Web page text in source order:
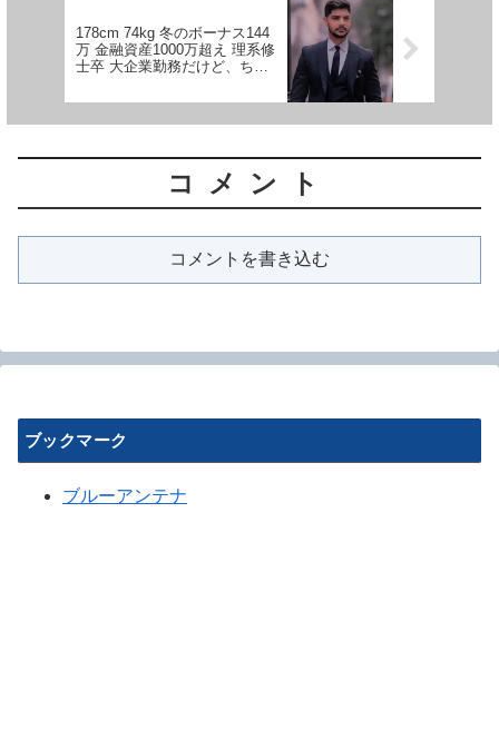
178cm 74kg 冬のボーナス144
万 金融資産1000万超え 理系修
士卒 大企業勤務だけど、ちょ
る。
コメント
コメントを書き込む
ブックマーク
ブルーアンテナ